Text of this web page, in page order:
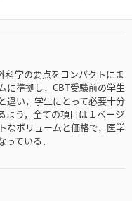
科学の要点をコンパクトにま
に準拠し，CBT受験前の学生
違い，学生にとって必要十分
よう，全ての項目は１ページ
なボリュームと価格で，医学
ている．